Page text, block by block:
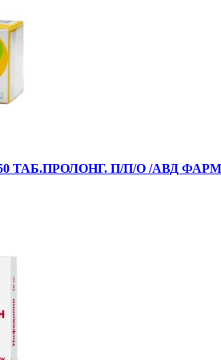
ТАБ.ПРОЛОНГ. П/П/О /АВД